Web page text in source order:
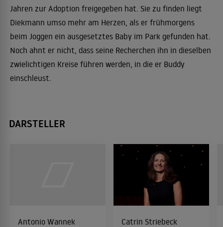
Jahren zur Adoption freigegeben hat. Sie zu finden liegt
Diekmann umso mehr am Herzen, als er frühmorgens
beim Joggen ein ausgesetztes Baby im Park gefunden hat.
Noch ahnt er nicht, dass seine Recherchen ihn in dieselben
zwielichtigen Kreise führen werden, in die er Buddy
einschleust.
DARSTELLER
Antonio Wannek Catrin Striebeck